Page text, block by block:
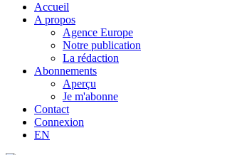
Accueil
A propos
Agence Europe
Notre publication
La rédaction
Abonnements
Aperçu
Je m'abonne
Contact
Connexion
EN